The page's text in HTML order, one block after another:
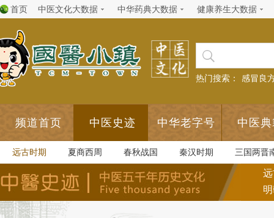
首页 中医文化大数据 中华药典大数据 健康养生大数据
热门搜索： 感冒良
频道首页 中医史迹 中华老字号 中医
远古时期 夏商西周 春秋战国 秦汉时期 三国两晋